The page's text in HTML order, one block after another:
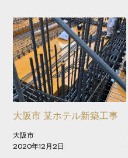
大阪市 某ホテル新築工事
大阪市
2020年12月2日